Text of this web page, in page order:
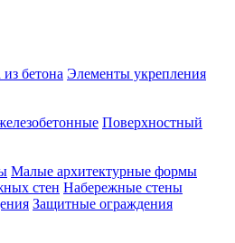
бетона Элементы укрепления
Поверхностный
Малые архитектурные формы
стен Набережные стены
Защитные ограждения